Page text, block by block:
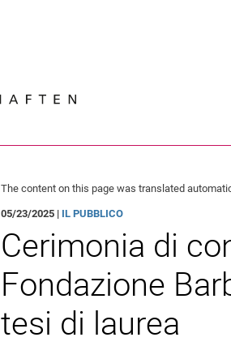
Jump
Jump
Jump
The content on this page was translated
05/23/2025 | IL PUBBLICO
Cerimonia di
Fondazione
tesi di laurea